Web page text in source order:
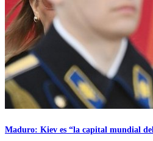
Maduro: Kiev es “la capital mundial